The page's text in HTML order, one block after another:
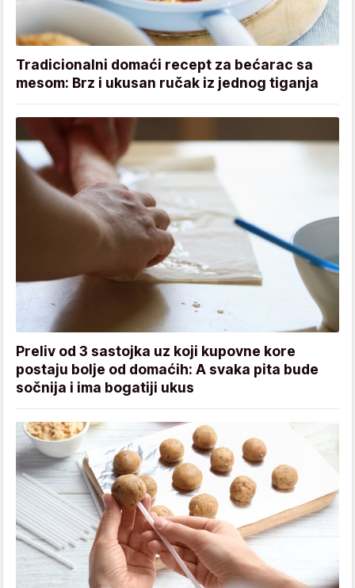
Tradicionalni domaći recept za bećarac sa
mesom: Brz i ukusan ručak iz jednog tiganja
Preliv od 3 sastojka uz koji kupovne kore
postaju bolje od domaćih: A svaka pita bude
sočnija i ima bogatiji ukus